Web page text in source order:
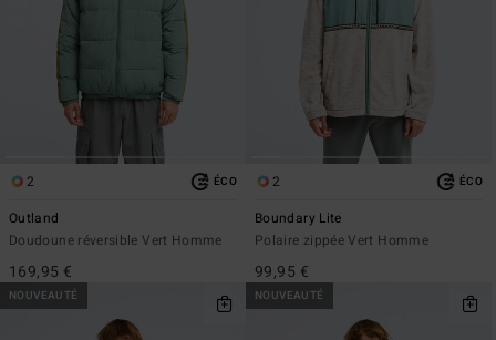
2 ÉCO
Outland
Doudoune réversible Vert Homme
169,95 €
2 ÉCO
Boundary Lite
Polaire zippée Vert Homme
99,95 €
NOUVEAUTÉ NOUVEAUTÉ